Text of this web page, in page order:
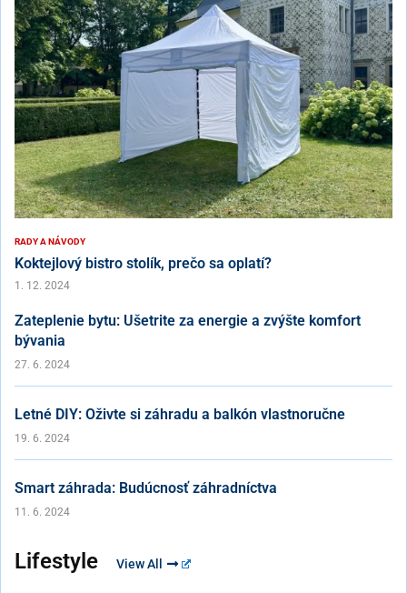
RADY A NÁVODY
Koktejlový bistro stolík, prečo sa oplatí?
1. 12. 2024
Zateplenie bytu: Ušetrite za energie a zvýšte komfort
bývania
27. 6. 2024
Letné DIY: Oživte si záhradu a balkón vlastnoručne
19. 6. 2024
Smart záhrada: Budúcnosť záhradníctva
11. 6. 2024
Lifestyle View All